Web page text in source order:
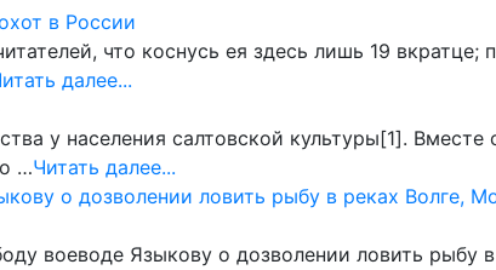
в России
что коснусь ея здесь лишь 19 вкратце;
далее...
у населения салтовской культуры[1]. Вместе
…Читать далее...
о дозволении ловить рыбу в реках Волге,
воеводе Языкову о дозволении ловить рыбу